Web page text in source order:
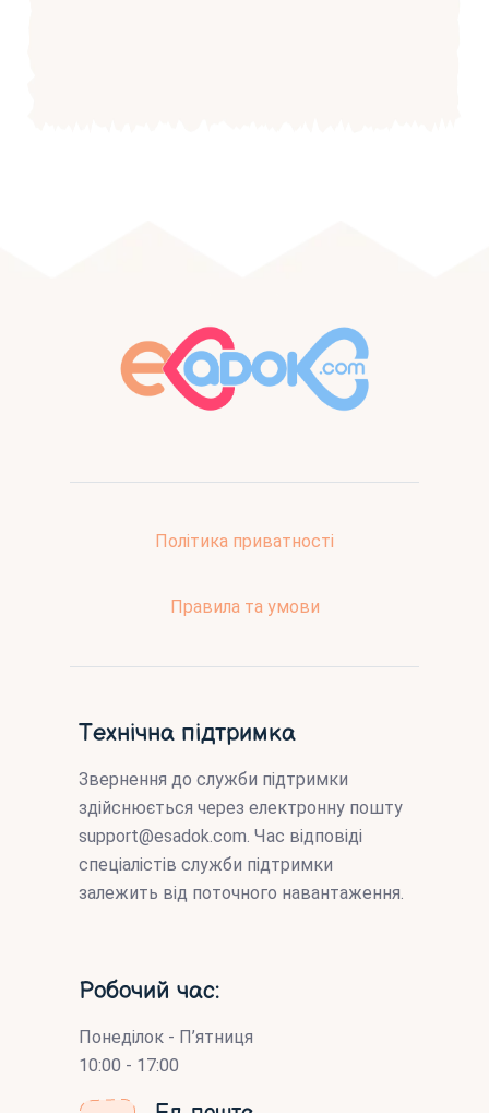
Політика приватності
Правила та умови
Технічна підтримка
Звернення до служби підтримки
здійснюється через електронну пошту
support@esadok.com. Час відповіді
спеціалістів служби підтримки
залежить від поточного навантаження.
Робочий час:
Понеділок - П’ятниця
10:00 - 17:00